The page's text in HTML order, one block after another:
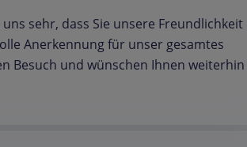
sehr, dass Sie unsere Freundlichkeit
Anerkennung für unser gesamtes
Besuch und wünschen Ihnen weiterhin